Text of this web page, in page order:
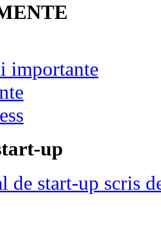
importante
up
de start-up scris